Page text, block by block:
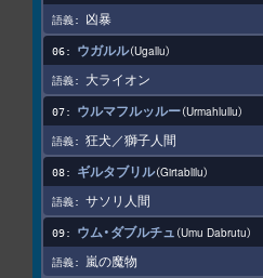
凶暴
ウガルル Ugallu
大ライオン
ウルマフルッルー Urmahlullu
狂犬／獅子人間
ギルタブリル Girtablilu
サソリ人間
ウム・ダブルチュ Umu Dabrutu
嵐の魔物